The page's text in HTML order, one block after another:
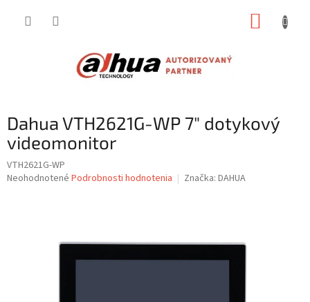
Dahua VTH2621G-WP 7" dotykový
videomonitor
VTH2621G-WP
Priemerné
Neohodnotené Podrobnosti hodnotenia Značka: DAHUA